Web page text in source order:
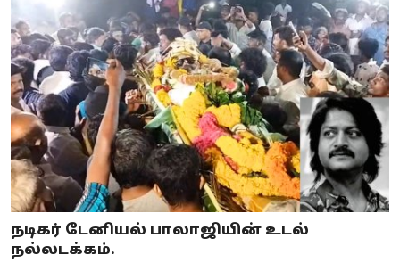
நடிகர் டேனியல் பாலாஜியின் உடல்
நல்லடக்கம்.